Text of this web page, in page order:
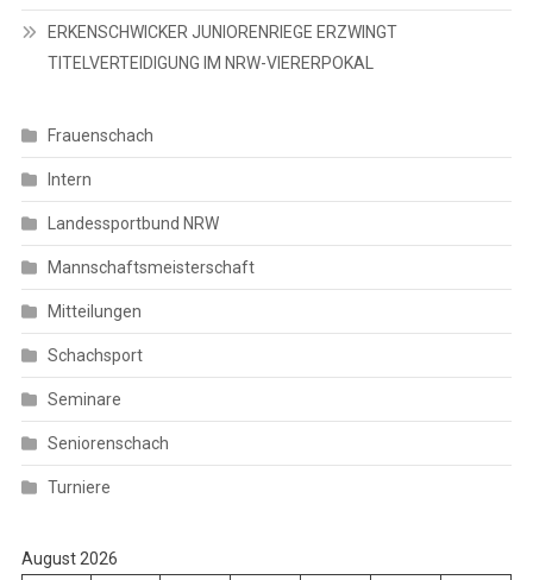
ERKENSCHWICKER JUNIORENRIEGE ERZWINGT
TITELVERTEIDIGUNG IM NRW-VIERERPOKAL
Frauenschach
Intern
Landessportbund NRW
Mannschaftsmeisterschaft
Mitteilungen
Schachsport
Seminare
Seniorenschach
Turniere
August 2026